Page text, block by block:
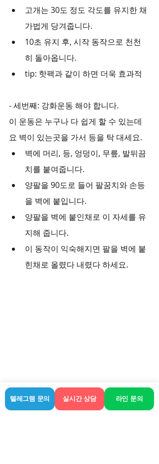
고개는 30도 정도 각도를 유지한 채
가법게 당겨줍니다.
10초 유지 후, 시작 동작으로 천천
히 돌아옵니다.
tip: 핫팩과 같이 하면 더욱 효과적
- 세번째: 강화운동 해야 합니다.
이 운동은 누구나 다 쉽게 할 수 있는데
요 벽이 있는곳을 가서 등을 탁 대세요.
벽에 머리, 등, 엉덩이, 무릎, 발뒤끔
치를 붙여줍니다.
양팔을 90도로 들어 팔꿈치와 손등
을 벽에 붙입니다.
양팔을 벽에 붙인채로 이 자세를 유
지해 줍니다.
이 동작이 익숙해지면 팔을 벽에 붙
힌채로 올렸다 내렸다 하세요.
어깨통증 해결하는 방법 | 라인안마
텔레그램 문의 실시간 상담 라인 문의